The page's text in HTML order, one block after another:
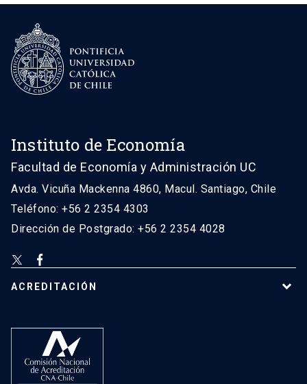
Instituto de Economía
Facultad de Economía y Administración UC
Avda. Vicuña Mackenna 4860, Macul. Santiago, Chile
Teléfono: +56 2 2354 4303
Dirección de Postgrado: +56 2 2354 4028
ACREDITACIÓN